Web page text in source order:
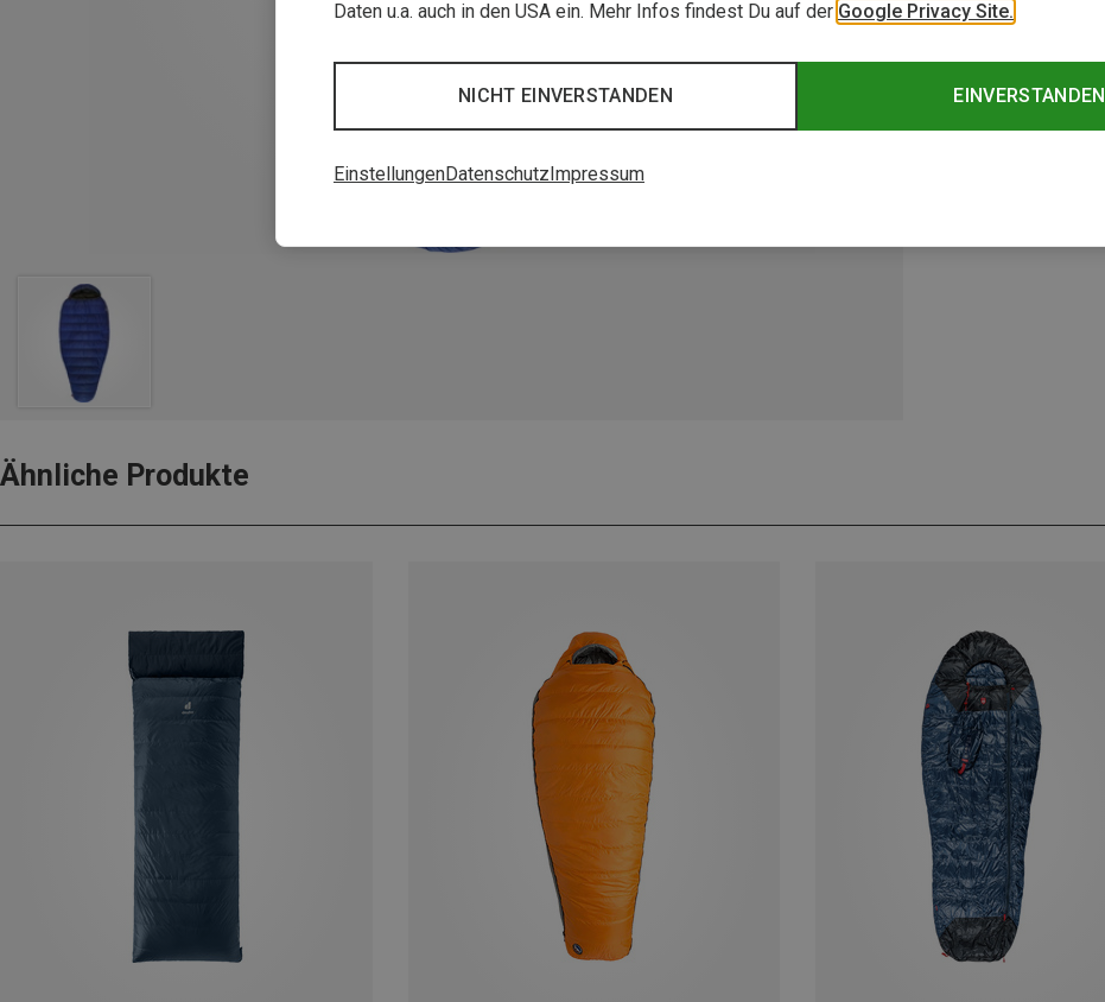
Ähnliche Produkte
Daten u.a. auch in den USA ein. Mehr Infos findest Du auf der Google Privacy Site.
EINVERSTANDEN
NICHT EINVERSTANDEN
EinstellungenDatenschutzImpressum